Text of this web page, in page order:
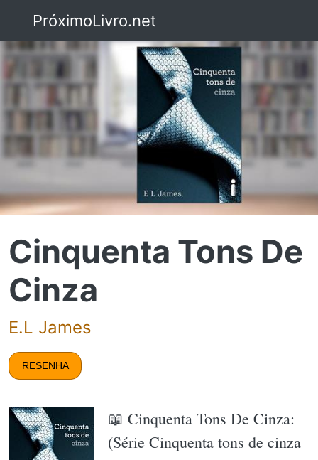
PróximoLivro.net
Cinquenta Tons De
Cinza
E.L James
RESENHA
📖 Cinquenta Tons De Cinza:
(Série Cinquenta tons de cinza